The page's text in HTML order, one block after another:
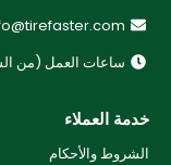
ساعات العمل (من الساعة 9:00 صباحًا إلى
خدمة العملاء
الشروط والأحكام